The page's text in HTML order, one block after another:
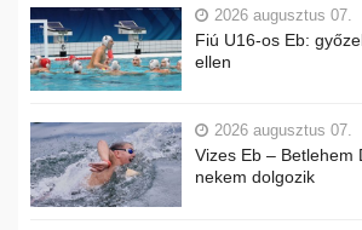
2026 augusztus 07.
Fiú U16-os Eb:
ellen
2026 augusztus 07.
Vizes Eb – Betlehem
nekem dolgozik